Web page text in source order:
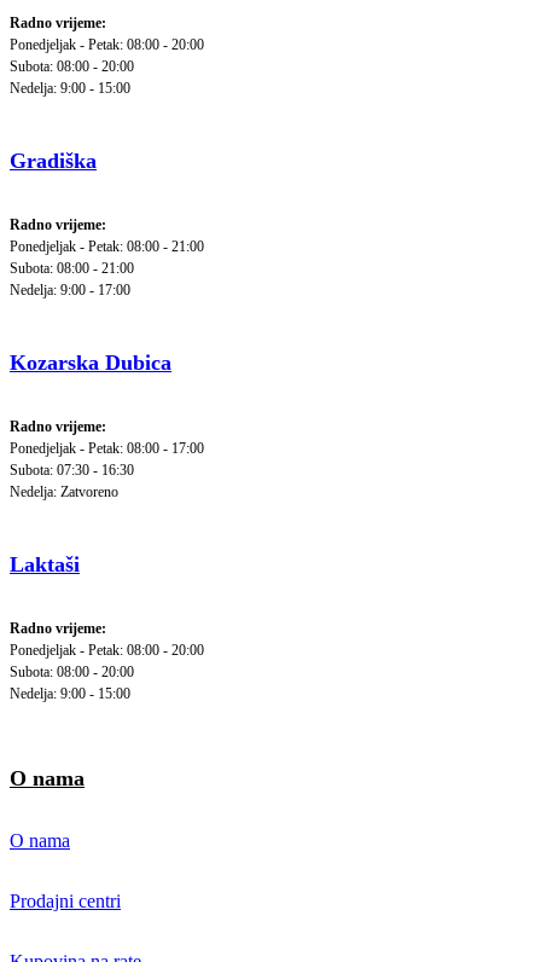
Radno vrijeme:
Ponedjeljak - Petak: 08:00 - 20:00
Subota: 08:00 - 20:00
Nedelja: 9:00 - 15:00
Gradiška
Radno vrijeme:
Ponedjeljak - Petak: 08:00 - 21:00
Subota: 08:00 - 21:00
Nedelja: 9:00 - 17:00
Kozarska Dubica
Radno vrijeme:
Ponedjeljak - Petak: 08:00 - 17:00
Subota: 07:30 - 16:30
Nedelja: Zatvoreno
Laktaši
Radno vrijeme:
Ponedjeljak - Petak: 08:00 - 20:00
Subota: 08:00 - 20:00
Nedelja: 9:00 - 15:00
O nama
O nama
Prodajni centri